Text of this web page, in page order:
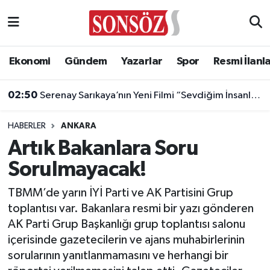
Ekonomi Gündem Yazarlar Spor Resmi
02:50 Serenay Sarıkaya’nın Yeni Filmi “Sevdiğim İnsanlar”a Dünyaca Ünlü Oyuncu
HABERLER ANKARA
Artık Bakanlara Soru
Sorulmayacak!
TBMM’de yarın İYİ Parti ve AK Partisini Grup
toplantısı var. Bakanlara resmi bir yazı gönderen
AK Parti Grup Başkanlığı grup toplantısı salonu
içerisinde gazetecilerin ve ajans muhabirlerinin
sorularının yanıtlanmamasını ve herhangi bir
Asayiş
Biyografi
Çevre
Diğer
Dünya
Eğitim
Ankara Nöbetçi Eczaneler
Ankara Trafik Yoğunluk Haritası
Süper Lig Puan Durumu ve Fikstür
Tüm Manşetler
Son Dakika Haberleri
Haber Arşivi